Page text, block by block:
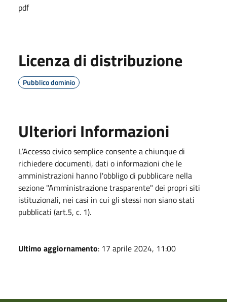
pdf
Licenza di distribuzione
Pubblico dominio
Ulteriori Informazioni
L’Accesso civico semplice consente a chiunque di
richiedere documenti, dati o informazioni che le
amministrazioni hanno l'obbligo di pubblicare nella
sezione "Amministrazione trasparente" dei propri siti
istituzionali, nei casi in cui gli stessi non siano stati
pubblicati (art.5, c. 1).
Ultimo aggiornamento: 17 aprile 2024, 11:00